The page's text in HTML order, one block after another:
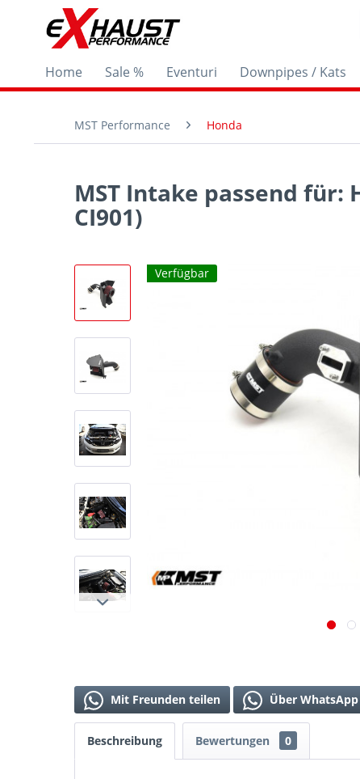
Home Sale % Eventuri Downpipes / Kats
MST Performance Honda
MST Intake passend für:
CI901)
Verfügbar
Mit Freunden teilen Über
Beschreibung Bewertungen 0